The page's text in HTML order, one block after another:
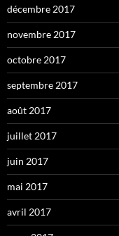
décembre 2017
novembre 2017
octobre 2017
septembre 2017
août 2017
juillet 2017
juin 2017
mai 2017
avril 2017